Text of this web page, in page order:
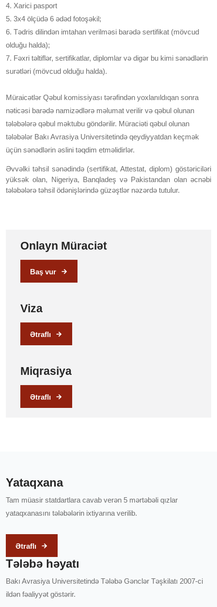
4. Xarici pasport
5. 3x4 ölçüdə 6 ədəd fotoşəkil;
6. Tədris dilindən imtahan verilməsi barədə sertifikat (mövcud
olduğu halda);
7. Fəxri təltiflər, sertifikatlar, diplomlar və digər bu kimi sənədlərin
surətləri (mövcud olduğu halda).
Müraicətlər Qəbul komissiyası tərəfindən yoxlanıldıqan sonra
nəticəsi barədə namizədlərə məlumat verilir və qəbul olunan
tələbələrə qəbul məktubu göndərilir. Müraciəti qəbul olunan
tələbələr Bakı Avrasiya Universitetində qeydiyyatdan keçmək
üçün sənədlərin əslini təqdim etməlidirlər.
Əvvəlki təhsil sənədində (sertifikat, Attestat, diplom) göstəriciləri
yüksək olan, Nigeriya, Banqladeş və Pakistandan olan əcnəbi
tələbələrə təhsil ödənişlərində güzəştlər nəzərdə tutulur.
Onlayn Müraciət
Baş vur
Viza
Ətraflı
Miqrasiya
Ətraflı
Yataqxana
Tam müasir statdartlara cavab verən 5 mərtəbəli qızlar
yataqxanasını tələbələrin ixtiyarına verilib.
Ətraflı
Tələbə həyatı
Bakı Avrasiya Universitetində Tələbə Gənclər Təşkilatı 2007-ci
ildən fəaliyyət göstərir.